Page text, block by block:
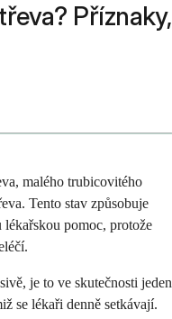
Příznaky,
malého trubicovitého
Tento stav způsobuje
pomoc, protože
je to ve skutečnosti jeden
se lékaři denně setkávají.